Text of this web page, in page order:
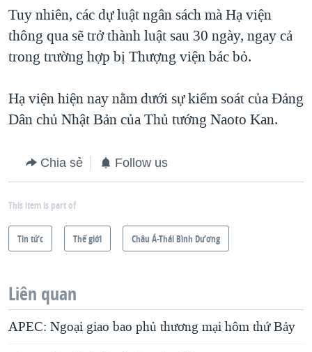
Tuy nhiên, các dự luật ngân sách mà Hạ viện
thông qua sẽ trở thành luật sau 30 ngày, ngay cả
trong trường hợp bị Thượng viện bác bỏ.
Hạ viện hiện nay nằm dưới sự kiểm soát của Đảng
Dân chủ Nhật Bản của Thủ tướng Naoto Kan.
Chia sẻ Follow us
This item is part of
Tin tức Thế giới Châu Á-Thái Bình Dương
Liên quan
APEC: Ngoại giao bao phủ thương mại hôm thứ Bảy